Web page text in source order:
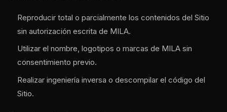
Reproducir total o parcialmente los contenidos del Sitio
sin autorización escrita de MILA.
Utilizar el nombre, logotipos o marcas de MILA sin
consentimiento previo.
Realizar ingeniería inversa o descompilar el código del
Sitio.